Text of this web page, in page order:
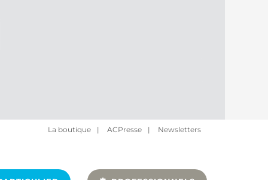
La boutique | ACPresse | Newsletters